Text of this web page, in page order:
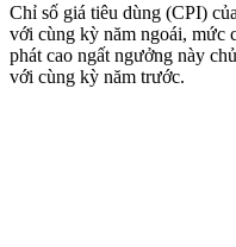
Chỉ số giá tiêu dùng (CPI)
với cùng kỳ năm ngoái, mức
phát cao ngất ngưởng này
với cùng kỳ năm trước.